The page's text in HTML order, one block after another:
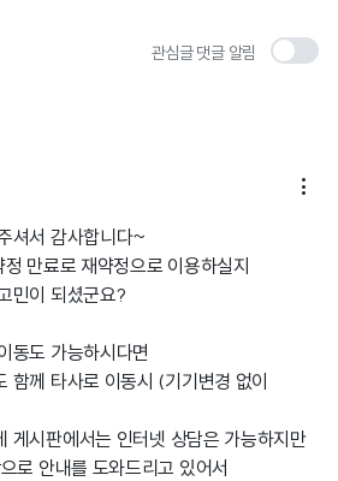
관심글 댓글 알림

셔서 감사합니다~
만료로 재약정으로 이용하실지
민이 되셨군요?
동도 가능하시다면
함께 타사로 이동시 (기기변경 없이
게시판에서는 인터넷 상담은 가능하지만
로 안내를 도와드리고 있어서